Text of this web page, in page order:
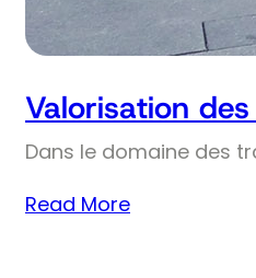
Valorisation
Dans le domaine des
Read More